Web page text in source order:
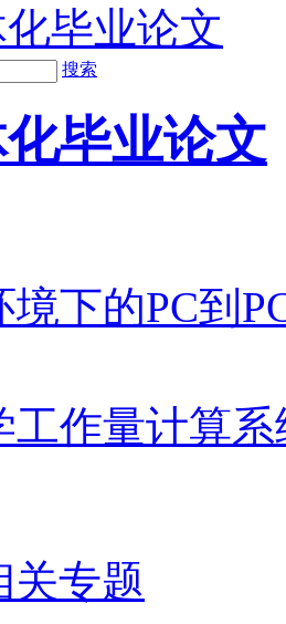
毕业论文
搜索
毕业论文
境下的PC到
工作量计算
关专题